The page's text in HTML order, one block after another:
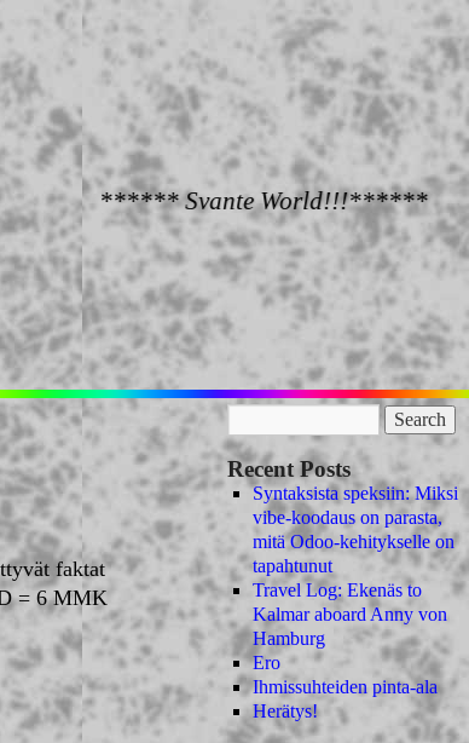
****** Svante World!!!******
faktat
= 6 MMK
Recent Posts
Syntaksista speksiin: Miksi
vibe-koodaus on parasta,
mitä Odoo-kehitykselle on
tapahtunut
Travel Log: Ekenäs to
Kalmar aboard Anny von
Hamburg
Ero
Ihmissuhteiden pinta-ala
Herätys!